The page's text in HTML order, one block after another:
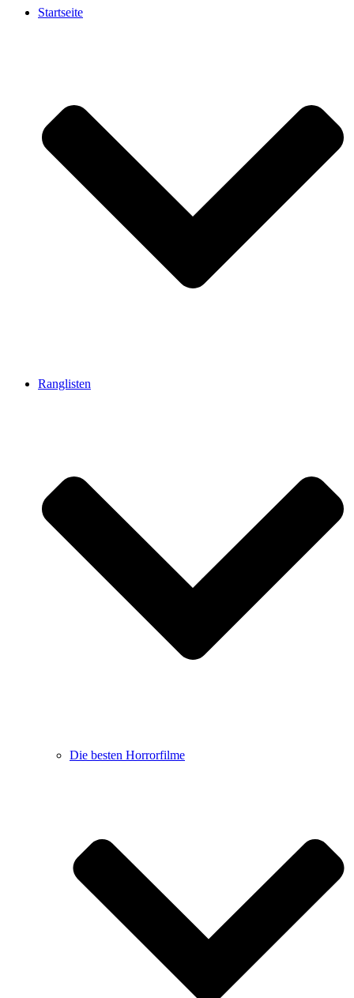
Startseite
Ranglisten
Die besten Horrorfilme